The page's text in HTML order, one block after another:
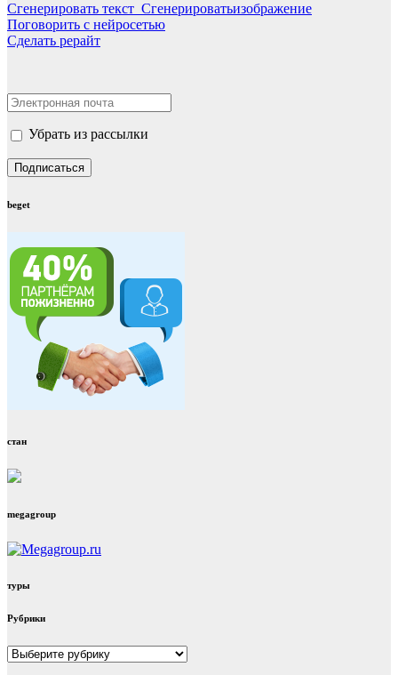
Сгенерировать текст Сгенерироватьизображение
Поговорить с нейросетью
Сделать рерайт
Убрать из рассылки
beget
стан
megagroup
туры
Рубрики
Рубрики